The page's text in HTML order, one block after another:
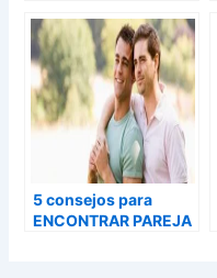
5 consejos para
ENCONTRAR PAREJA